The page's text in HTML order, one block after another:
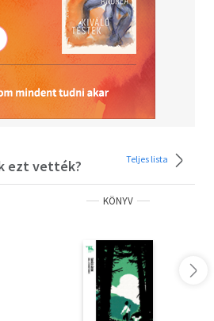
ezt vették? Teljes lista
KÖNYV